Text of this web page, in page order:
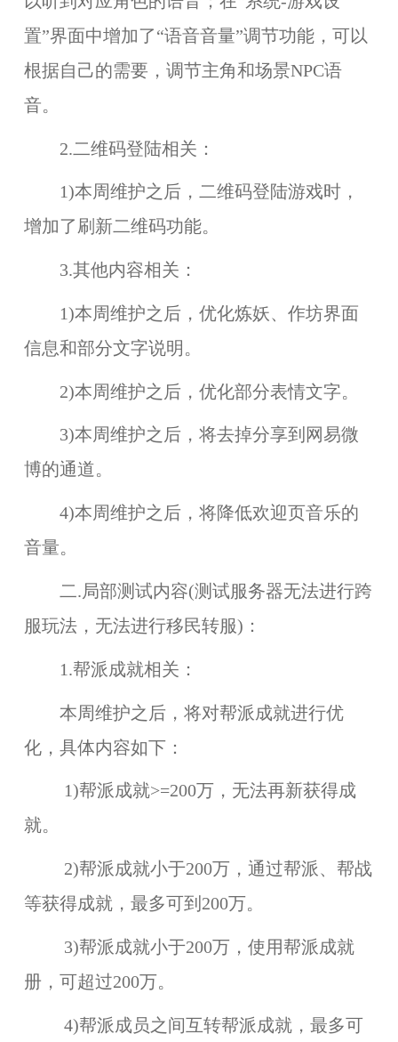
置”界面中增加了“语音音量”调节功能，可以
根据自己的需要，调节主角和场景NPC语
音。
2.二维码登陆相关：
1)本周维护之后，二维码登陆游戏时，
增加了刷新二维码功能。
3.其他内容相关：
1)本周维护之后，优化炼妖、作坊界面
信息和部分文字说明。
2)本周维护之后，优化部分表情文字。
3)本周维护之后，将去掉分享到网易微
博的通道。
4)本周维护之后，将降低欢迎页音乐的
音量。
二.局部测试内容(测试服务器无法进行跨
服玩法，无法进行移民转服)：
1.帮派成就相关：
本周维护之后，将对帮派成就进行优
化，具体内容如下：
1)帮派成就>=200万，无法再新获得成
就。
2)帮派成就小于200万，通过帮派、帮战
等获得成就，最多可到200万。
3)帮派成就小于200万，使用帮派成就
册，可超过200万。
4)帮派成员之间互转帮派成就，最多可